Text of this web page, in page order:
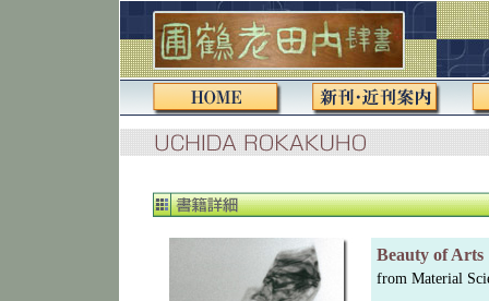
Beauty of Arts
from Material